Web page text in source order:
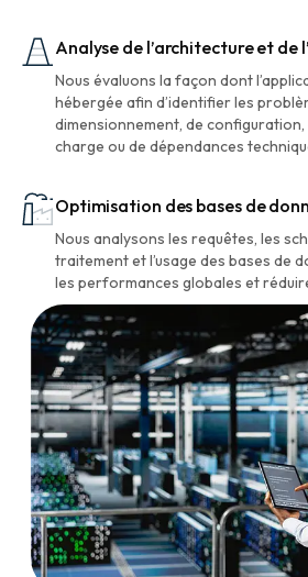
Analyse de l’architecture et de
Nous évaluons la façon dont
hébergée afin d’identifier les
dimensionnement, de
charge ou de dépendances
Optimisation des bases de
Nous analysons les requêtes, les
traitement et l’usage des bases de
les performances globales et